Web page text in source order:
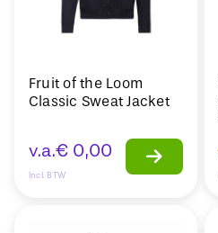
Fruit of the Loom
Classic Sweat Jacket
v.a.€ 0,00
Incl. BTW